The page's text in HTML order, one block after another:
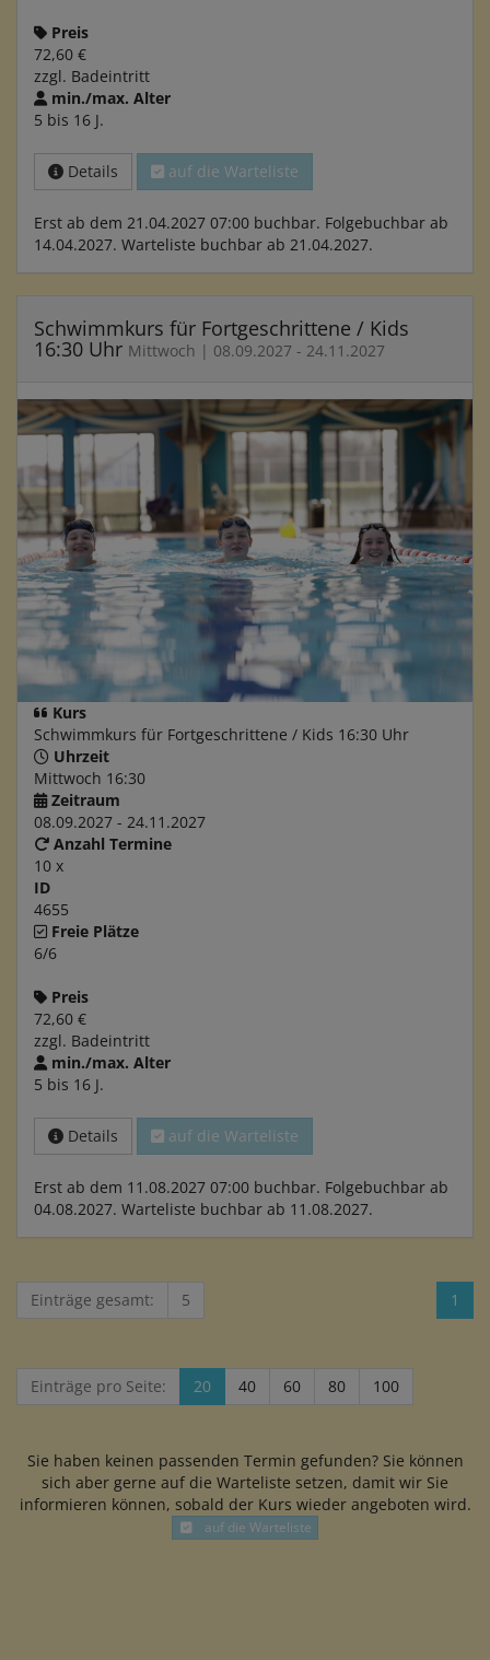
Preis
72,60 €
zzgl. Badeintritt
min./max. Alter
5 bis 16 J.
Details auf die Warteliste
Erst ab dem 21.04.2027 07:00 buchbar. Folgebuchbar ab
14.04.2027. Warteliste buchbar ab 21.04.2027.
Schwimmkurs für Fortgeschrittene / Kids
16:30 Uhr Mittwoch | 08.09.2027 - 24.11.2027
Kurs
Schwimmkurs für Fortgeschrittene / Kids 16:30 Uhr
Uhrzeit
Mittwoch 16:30
Zeitraum
08.09.2027 - 24.11.2027
Anzahl Termine
10 x
ID
4655
Freie Plätze
6/6
Preis
72,60 €
zzgl. Badeintritt
min./max. Alter
5 bis 16 J.
Details auf die Warteliste
Erst ab dem 11.08.2027 07:00 buchbar. Folgebuchbar ab
04.08.2027. Warteliste buchbar ab 11.08.2027.
1
Einträge gesamt: 5
Einträge pro Seite: 20 40 60 80 100
Sie haben keinen passenden Termin gefunden? Sie können
sich aber gerne auf die Warteliste setzen, damit wir Sie
informieren können, sobald der Kurs wieder angeboten wird.
auf die Warteliste